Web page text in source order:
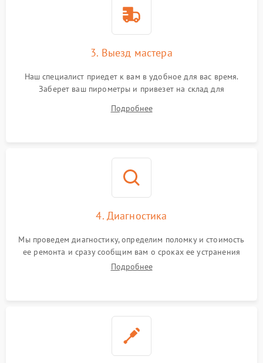
3. Выезд мастера
Наш специалист приедет к вам в удобное для вас время.
Заберет ваш пирометры и привезет на склад для
Подробнее
4. Диагностика
Мы проведем диагностику, определим поломку и стоимость
ее ремонта и сразу сообщим вам о сроках ее устранения
Подробнее